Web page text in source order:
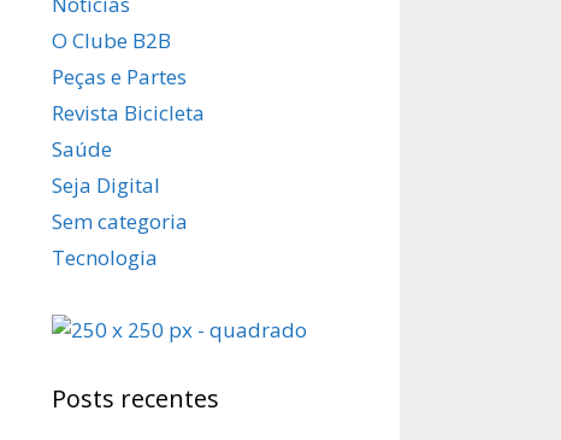
O Clube B2B
Peças e Partes
Revista Bicicleta
Saúde
Seja Digital
Sem categoria
Tecnologia
Posts recentes